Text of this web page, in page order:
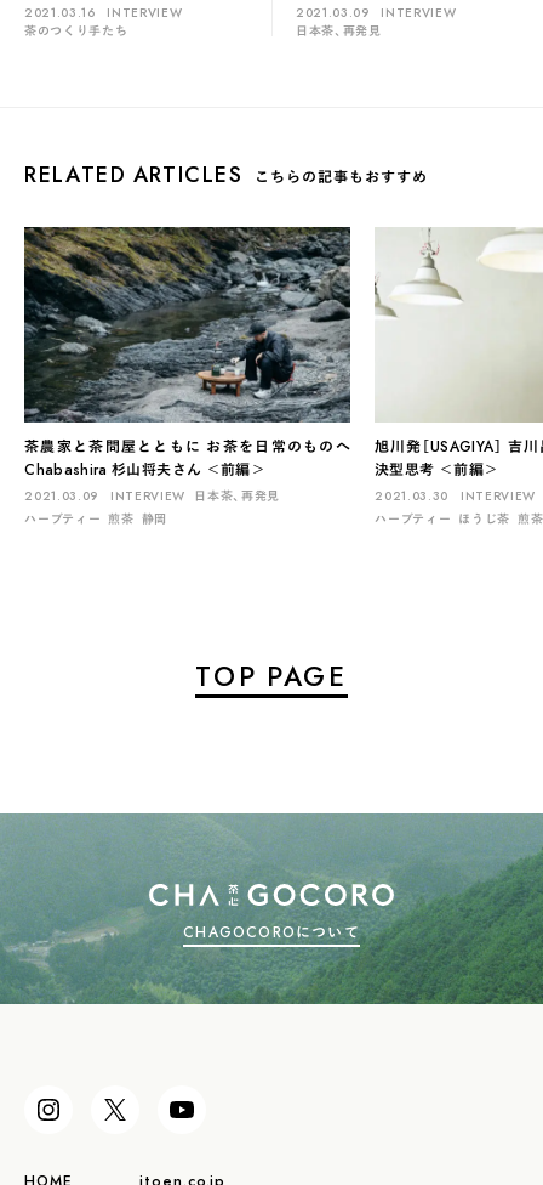
2021.03.16
INTERVIEW
茶のつくり手たち
2021.03.09
INTERVIEW
日本茶、再発見
RELATED ARTICLES こちらの記事もおすすめ
茶農家と茶問屋とともに お茶を日常のものへ
Chabashira 杉山将夫さん ＜前編＞
2021.03.09 INTERVIEW
日本茶、再発見
ハーブティー 煎茶 静岡
旭川発［USAGIYA］ 吉
決型思考 ＜前編＞
2021.03.30
INTERVIEW
ハーブティー ほうじ茶 煎茶
TOP PAGE
CHAGOCOROについて
HOME itoen.co.jp